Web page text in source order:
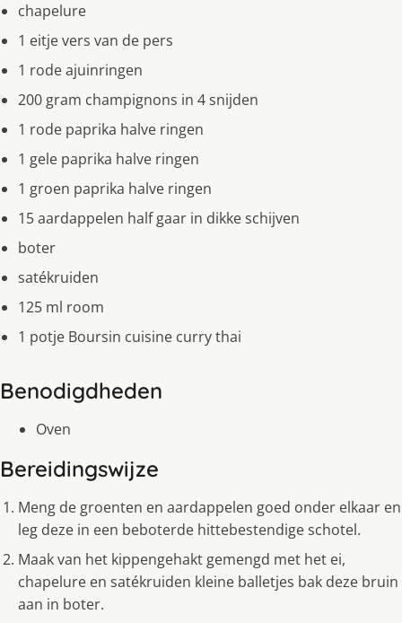
chapelure
1 eitje vers van de pers
1 rode ajuinringen
200 gram champignons in 4 snijden
1 rode paprika halve ringen
1 gele paprika halve ringen
1 groen paprika halve ringen
15 aardappelen half gaar in dikke schijven
boter
satékruiden
125 ml room
1 potje Boursin cuisine curry thai
Benodigdheden
Oven
Bereidingswijze
Meng de groenten en aardappelen goed onder elkaar en
leg deze in een beboterde hittebestendige schotel.
Maak van het kippengehakt gemengd met het ei,
chapelure en satékruiden kleine balletjes bak deze bruin
aan in boter.